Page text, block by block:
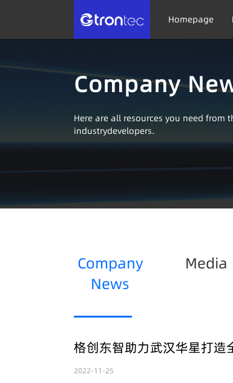
Homepage
Company
Here are all resources you need
industrydevelopers.
Company
News
Media
格创东智助力武汉华星打造
2022-11-25